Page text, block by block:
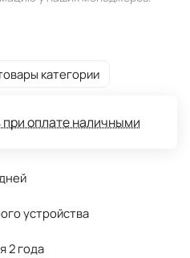
категории
при оплате наличными
устройства
2 года